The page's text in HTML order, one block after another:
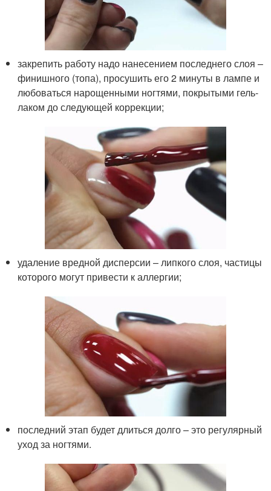
закрепить работу надо нанесением последнего слоя –
финишного (топа), просушить его 2 минуты в лампе и
любоваться нарощенными ногтями, покрытыми гель-
лаком до следующей коррекции;
удаление вредной дисперсии – липкого слоя, частицы
которого могут привести к аллергии;
последний этап будет длиться долго – это регулярный
уход за ногтями.